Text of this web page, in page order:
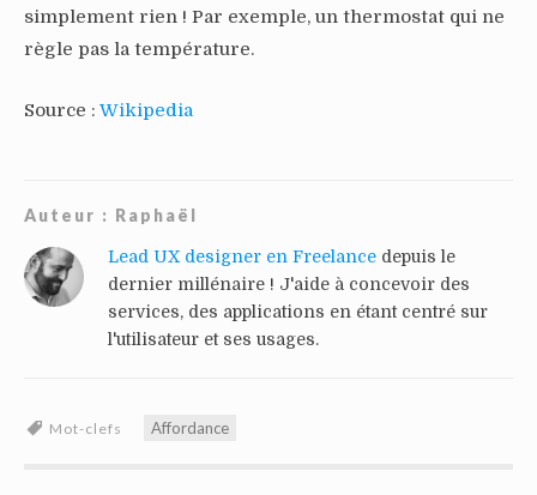
simplement rien ! Par exemple, un thermostat qui ne
règle pas la température.
Source : Wikipedia
Auteur : Raphaël
Lead UX designer en Freelance depuis le
dernier millénaire ! J'aide à concevoir des
services, des applications en étant centré sur
l'utilisateur et ses usages.
Mot-clefs Affordance